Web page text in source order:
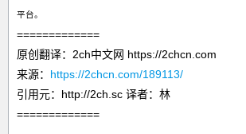
平台。
=============
原创翻译：2ch中文网 https://2chcn.com
来源： https://2chcn.com/189113/
引用元：http://2ch.sc 译者：林
=============